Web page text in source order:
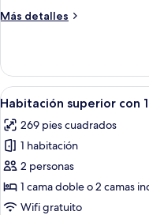
Más detalles
Más
estudio
ejecutiva
Abrir
todas
las
fotos
de
Habitación
superior
6
Habitación superior con
269 pies cuadrados
1 habitación
2 personas
1 cama doble o 2 camas
Wifi gratuito